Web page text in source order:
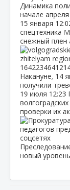
Динамика
начале
15 января
спецтехника
снежный плен
Накануне, 14
получили
19 июля 12:23
проверки их
новый